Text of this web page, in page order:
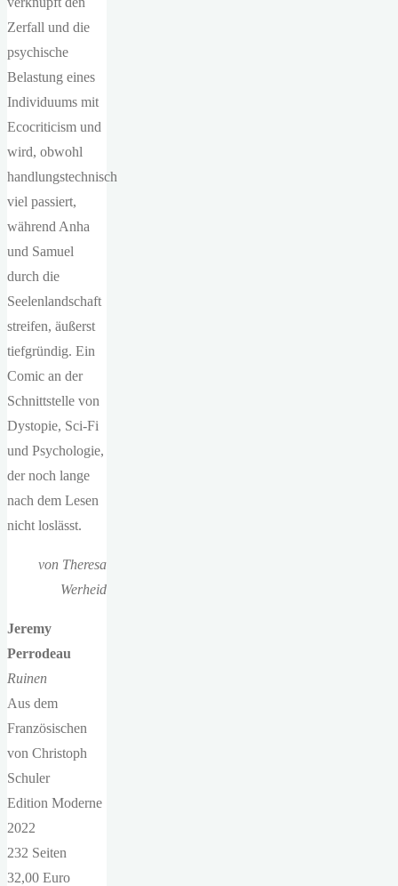
Zerfall und die
psychische
Belastung eines
Individuums mit
Ecocriticism und
wird, obwohl
handlungstechnisch
viel passiert,
während Anha
und Samuel
durch die
Seelenlandschaft
streifen, äußerst
tiefgründig. Ein
Comic an der
Schnittstelle von
Dystopie, Sci-Fi
und Psychologie,
der noch lange
nach dem Lesen
nicht loslässt.
von Theresa
Werheid
Jeremy
Perrodeau
Ruinen
Aus dem
Französischen
von Christoph
Schuler
Edition Moderne
2022
232 Seiten
32,00 Euro